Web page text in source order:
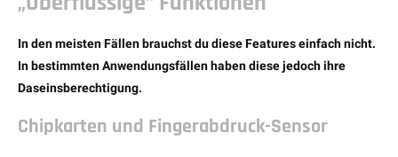
In den meisten Fällen brauchst du diese Features einfach nicht.
In bestimmten Anwendungsfällen haben diese jedoch ihre
Daseinsberechtigung.
Chipkarten und Fingerabdruck-Sensor